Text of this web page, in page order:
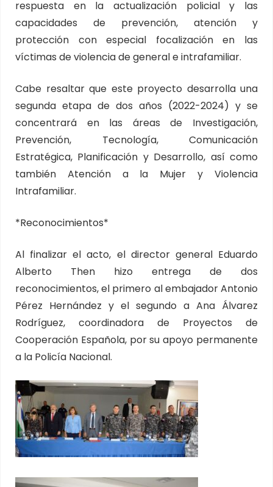
respuesta en la actualización policial y las
capacidades de prevención, atención y
protección con especial focalización en las
víctimas de violencia de general e intrafamiliar.
Cabe resaltar que este proyecto desarrolla una
segunda etapa de dos años (2022-2024) y se
concentrará en las áreas de Investigación,
Prevención, Tecnología, Comunicación
Estratégica, Planificación y Desarrollo, así como
también Atención a la Mujer y Violencia
Intrafamiliar.
*Reconocimientos*
Al finalizar el acto, el director general Eduardo
Alberto Then hizo entrega de dos
reconocimientos, el primero al embajador Antonio
Pérez Hernández y el segundo a Ana Álvarez
Rodríguez, coordinadora de Proyectos de
Cooperación Española, por su apoyo permanente
a la Policía Nacional.